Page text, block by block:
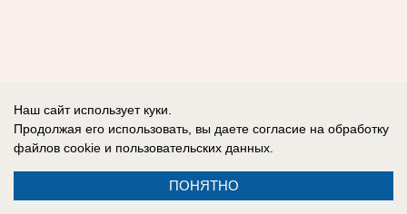
Наш сайт использует куки.
Продолжая его использовать, вы даете согласие на обработку
файлов cookie и пользовательских данных.
ПОНЯТНО